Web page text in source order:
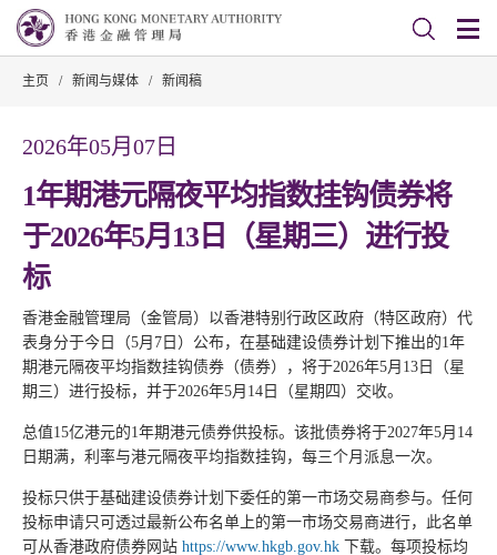
主页 / 新闻与媒体 / 新闻稿
2026年05月07日
1年期港元隔夜平均指数挂钩债券将
于2026年5月13日（星期三）进行投
标
香港金融管理局（金管局）以香港特别行政区政府（特区政府）代
表身分于今日（5月7日）公布，在基础建设债券计划下推出的1年
期港元隔夜平均指数挂钩债券（债券），将于2026年5月13日（星
期三）进行投标，并于2026年5月14日（星期四）交收。
总值15亿港元的1年期港元债券供投标。该批债券将于2027年5月14
日期满，利率与港元隔夜平均指数挂钩，每三个月派息一次。
投标只供于基础建设债券计划下委任的第一市场交易商参与。任何
投标申请只可透过最新公布名单上的第一市场交易商进行，此名单
可从香港政府债券网站 https://www.hkgb.gov.hk 下载。每项投标均